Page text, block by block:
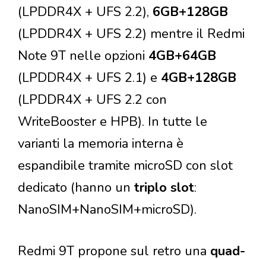
(LPDDR4X + UFS 2.2), 6GB+128GB
(LPDDR4X + UFS 2.2) mentre il Redmi
Note 9T nelle opzioni 4GB+64GB
(LPDDR4X + UFS 2.1) e 4GB+128GB
(LPDDR4X + UFS 2.2 con
WriteBooster e HPB). In tutte le
varianti la memoria interna è
espandibile tramite microSD con slot
dedicato (hanno un triplo slot:
NanoSIM+NanoSIM+microSD).
Redmi 9T propone sul retro una quad-